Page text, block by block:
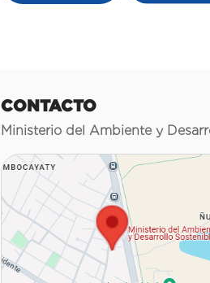
CONTACTO
Ministerio del Ambiente y